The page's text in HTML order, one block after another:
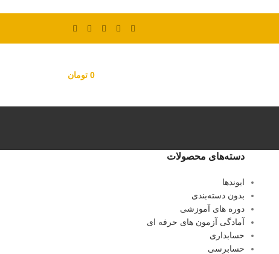
0 تومان
دسته‌های محصولات
ایوندها
بدون دسته‌بندی
دوره های آموزشی
آمادگی آزمون های حرفه ای
حسابداری
حسابرسی